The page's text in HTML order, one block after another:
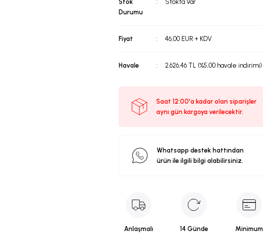
Stok
Durumu
Stokta Var
Fiyat 46,00 EUR + KDV
Havale 2.626,46 TL (%5,00 havale indirimi)
Saat 12:00'a kadar olan siparişler
aynı gün kargoya verilecektir.
Whatsapp destek hattından
ürün ile ilgili bilgi alabilirsiniz.
Anlaşmalı
14 Günde
Minimum